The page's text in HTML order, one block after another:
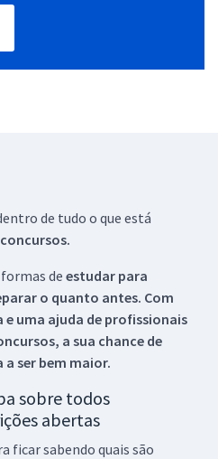
de tudo o que está
concursos.
de estudar para
o quanto antes. Com
uma ajuda de profissionais
a sua chance de
ser bem maior.
sobre todos
abertas
ficar sabendo quais são